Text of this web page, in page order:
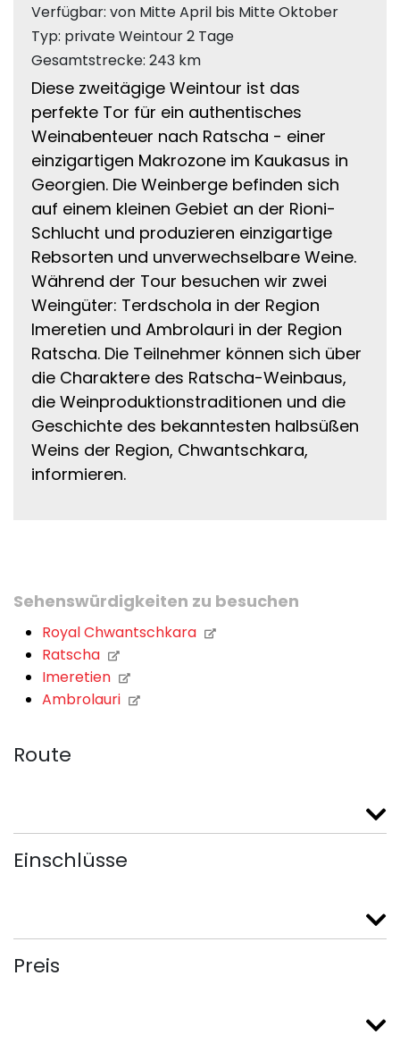
Verfügbar: von Mitte April bis Mitte Oktober
Typ: private Weintour 2 Tage
Gesamtstrecke: 243 km
Diese zweitägige Weintour ist das
perfekte Tor für ein authentisches
Weinabenteuer nach Ratscha - einer
einzigartigen Makrozone im Kaukasus in
Georgien. Die Weinberge befinden sich
auf einem kleinen Gebiet an der Rioni-
Schlucht und produzieren einzigartige
Rebsorten und unverwechselbare Weine.
Während der Tour besuchen wir zwei
Weingüter: Terdschola in der Region
Imeretien und Ambrolauri in der Region
Ratscha. Die Teilnehmer können sich über
die Charaktere des Ratscha-Weinbaus,
die Weinproduktionstraditionen und die
Geschichte des bekanntesten halbsüßen
Weins der Region, Chwantschkara,
informieren.
Sehenswürdigkeiten zu besuchen
Royal Chwantschkara
Ratscha
Imeretien
Ambrolauri
Route
Einschlüsse
Preis